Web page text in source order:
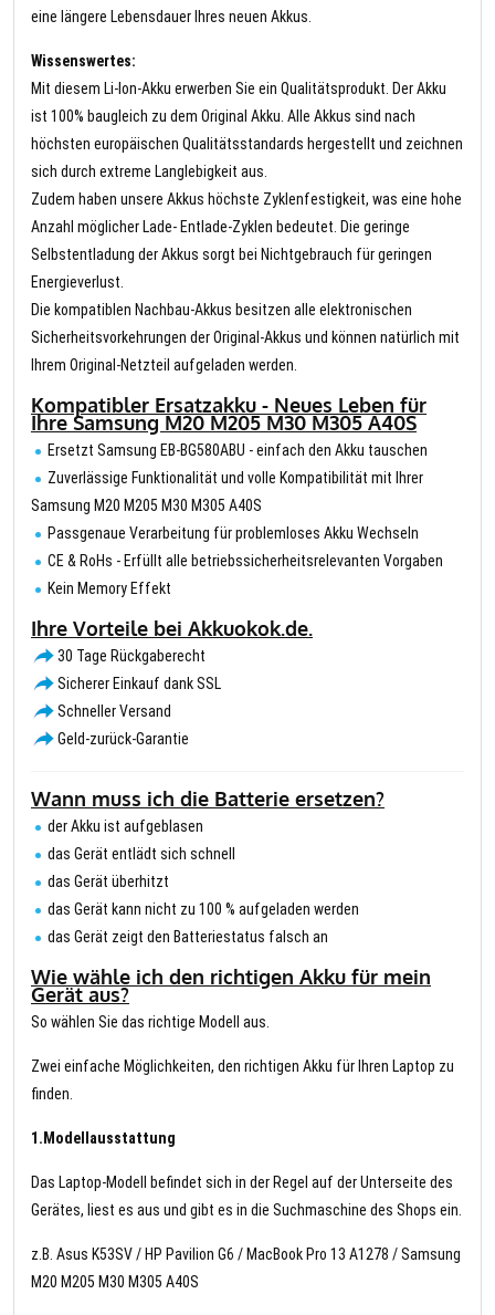
eine längere Lebensdauer Ihres neuen Akkus.
Wissenswertes:
Mit diesem Li-Ion-Akku erwerben Sie ein Qualitätsprodukt. Der Akku
ist 100% baugleich zu dem Original Akku. Alle Akkus sind nach
höchsten europäischen Qualitätsstandards hergestellt und zeichnen
sich durch extreme Langlebigkeit aus.
Zudem haben unsere Akkus höchste Zyklenfestigkeit, was eine hohe
Anzahl möglicher Lade- Entlade-Zyklen bedeutet. Die geringe
Selbstentladung der Akkus sorgt bei Nichtgebrauch für geringen
Energieverlust.
Die kompatiblen Nachbau-Akkus besitzen alle elektronischen
Sicherheitsvorkehrungen der Original-Akkus und können natürlich mit
Ihrem Original-Netzteil aufgeladen werden.
Kompatibler Ersatzakku - Neues Leben für
Ihre Samsung M20 M205 M30 M305 A40S
Ersetzt Samsung EB-BG580ABU - einfach den Akku tauschen
Zuverlässige Funktionalität und volle Kompatibilität mit Ihrer
Samsung M20 M205 M30 M305 A40S
Passgenaue Verarbeitung für problemloses Akku Wechseln
CE & RoHs - Erfüllt alle betriebssicherheitsrelevanten Vorgaben
Kein Memory Effekt
Ihre Vorteile bei Akkuokok.de.
30 Tage Rückgaberecht
Sicherer Einkauf dank SSL
Schneller Versand
Geld-zurück-Garantie
Wann muss ich die Batterie ersetzen?
der Akku ist aufgeblasen
das Gerät entlädt sich schnell
das Gerät überhitzt
das Gerät kann nicht zu 100 % aufgeladen werden
das Gerät zeigt den Batteriestatus falsch an
Wie wähle ich den richtigen Akku für mein
Gerät aus?
So wählen Sie das richtige Modell aus.
Zwei einfache Möglichkeiten, den richtigen Akku für Ihren Laptop zu
finden.
1.Modellausstattung
Das Laptop-Modell befindet sich in der Regel auf der Unterseite des
Gerätes, liest es aus und gibt es in die Suchmaschine des Shops ein.
z.B. Asus K53SV / HP Pavilion G6 / MacBook Pro 13 A1278 / Samsung
M20 M205 M30 M305 A40S